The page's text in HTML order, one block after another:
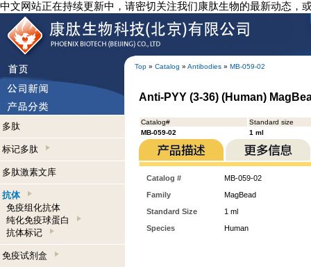
中文网站正在持续更新中，请密切关注我们康肽生物的最新动态，
Top » Catalog » Antibodies » MB-059-02
多肽
标记多肽
多肽激素文库
抗体
免疫组化抗体
纯化免疫球蛋白
抗体标记
免疫试剂盒
Anti-PYY (3-36) (Human)
Catalog#
Standard size
MB-059-02
1 ml
Catalog #
MB-059-02
Family
MagBead
Standard Size
1 ml
Species
Human